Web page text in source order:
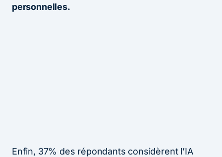
personnelles.
Enfin, 37% des répondants considèrent l’IA